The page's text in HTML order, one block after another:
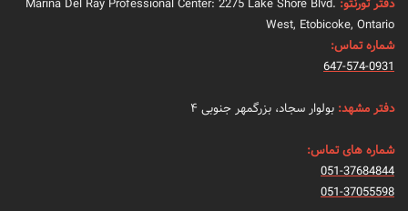
دفتر تورنتو: Marina Del Ray Professional Center: 2275 Lake Shore Blvd.
West, Etobicoke, Ontario
شماره تماس:
647-574-0931
دفتر مشهد: بولوار سجاد، بزرگمهر جنوبی ۴
شماره های تماس:
051-37684844
051-37055598